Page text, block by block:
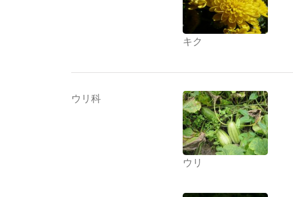
キク
ウリ科
ウリ